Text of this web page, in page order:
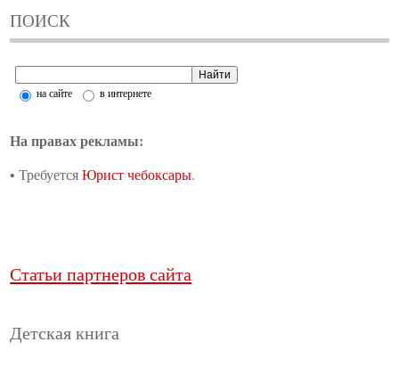
ПОИСК
на сайте в интернете
На правах рекламы:
• ТребуетсяЮрист чебоксары.
Статьи партнеров сайта
Детская книга